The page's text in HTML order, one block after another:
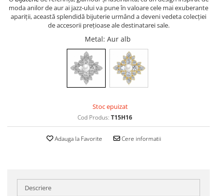
moda anilor de aur ai jazz-ului va pune în valoare cele mai exuberante
apariţii, această splendidă bijuterie urmând a deveni vedeta colecţiei
de accesorii preţioase ale destinatarei sale.
Metal: Aur alb
Stoc epuizat
Cod Produs: T15H16
Adauga la Favorite Cere informatii
Descriere